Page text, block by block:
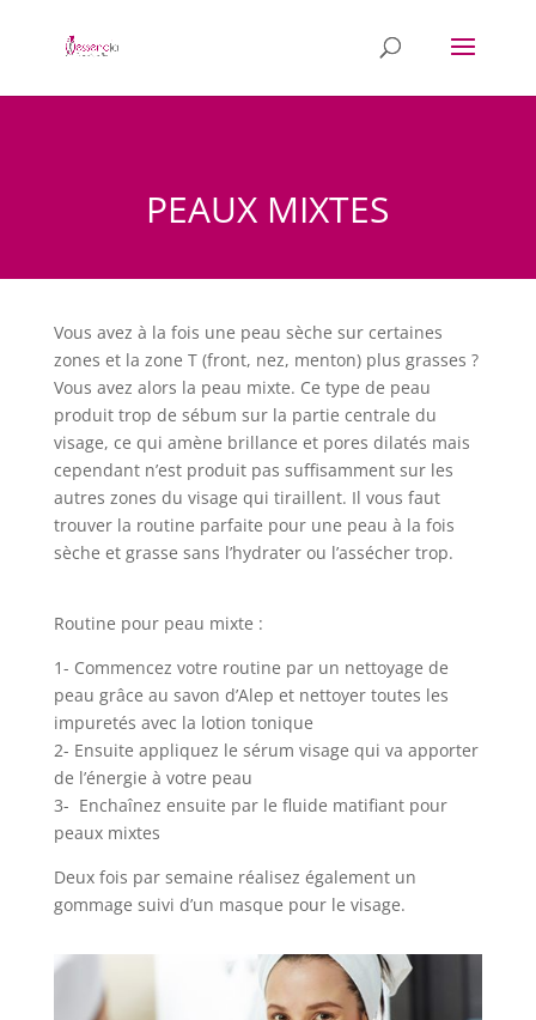
PEAUX MIXTES
Vous avez à la fois une peau sèche sur certaines
zones et la zone T (front, nez, menton) plus grasses ?
Vous avez alors la peau mixte. Ce type de peau
produit trop de sébum sur la partie centrale du
visage, ce qui amène brillance et pores dilatés mais
cependant n’est produit pas suffisamment sur les
autres zones du visage qui tiraillent. Il vous faut
trouver la routine parfaite pour une peau à la fois
sèche et grasse sans l’hydrater ou l’assécher trop.
Routine pour peau mixte :
1- Commencez votre routine par un nettoyage de
peau grâce au savon d’Alep et nettoyer toutes les
impuretés avec la lotion tonique
2- Ensuite appliquez le sérum visage qui va apporter
de l’énergie à votre peau
3- Enchaînez ensuite par le fluide matifiant pour
peaux mixtes
Deux fois par semaine réalisez également un
gommage suivi d’un masque pour le visage.